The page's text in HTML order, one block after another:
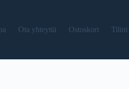
Ota yhteyttä Ostoskori Tilini